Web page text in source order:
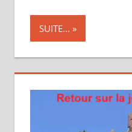
SUITE...